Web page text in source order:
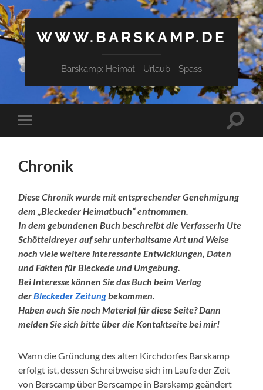
WWW.BARSKAMP.DE
Barskamp: Heimat - Urlaub - Spass
Mobile-
Menü
Chronik
Diese Chronik wurde mit entsprechender Genehmigung
dem „Bleckeder Heimatbuch“ entnommen.
In dem gebundenen Buch beschreibt die Verfasserin Ute
Schötteldreyer auf sehr unterhaltsame Art und Weise
noch viele weitere interessante Entwicklungen, Daten
und Fakten für Bleckede und Umgebung.
Bei Interesse können Sie das Buch beim Verlag
derBleckeder Zeitungbekommen.
Haben auch Sie noch Material für diese Seite? Dann
melden Sie sich bitte über die Kontaktseite bei mir!
Wann die Gründung des alten Kirchdorfes Barskamp
erfolgt ist, dessen Schreibweise sich im Laufe der Zeit
von Berscamp über Berscampe in Barskamp geändert